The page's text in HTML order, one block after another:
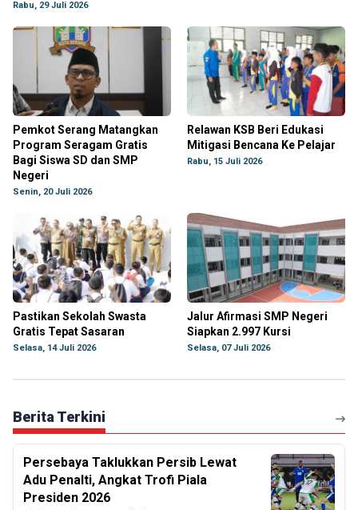
Rabu, 29 Juli 2026
Pemkot Serang Matangkan
Program Seragam Gratis
Bagi Siswa SD dan SMP
Negeri
Senin, 20 Juli 2026
Relawan KSB Beri Edukasi
Mitigasi Bencana Ke Pelajar
Rabu, 15 Juli 2026
Pastikan Sekolah Swasta
Gratis Tepat Sasaran
Selasa, 14 Juli 2026
Jalur Afirmasi SMP Negeri
Siapkan 2.997 Kursi
Selasa, 07 Juli 2026
Berita Terkini
Persebaya Taklukkan Persib Lewat
Adu Penalti, Angkat Trofi Piala
Presiden 2026